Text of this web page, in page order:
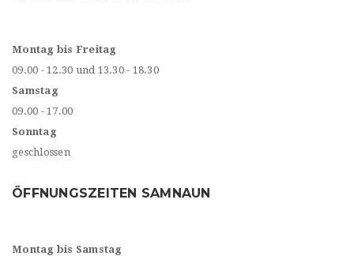
Montag bis Freitag
09.00 - 12.30 und 13.30 - 18.30
Samstag
09.00 - 17.00
Sonntag
geschlossen
ÖFFNUNGSZEITEN SAMNAUN
Montag bis Samstag